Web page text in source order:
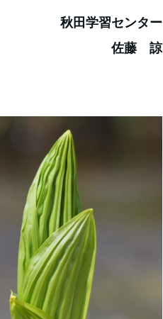
秋田学習センター
佐藤 諒